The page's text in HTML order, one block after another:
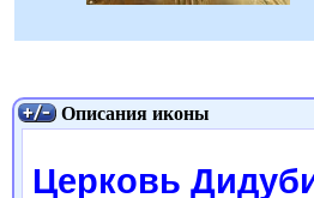
Описания иконы
Церковь